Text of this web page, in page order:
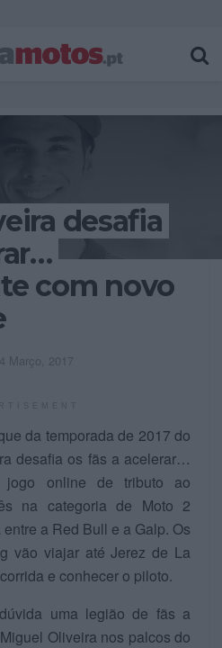
desafia
com novo
24 Março, 2017
da temporada de 2017 do
desafia os fãs a acelerar…
jogo online de tributo ao
na categoria de Moto 2
a Red Bull e a Galp. Os
vão viajar até Jerez de La
e conhecer o piloto.
uma legião de fãs a
Oliveira nos palcos do